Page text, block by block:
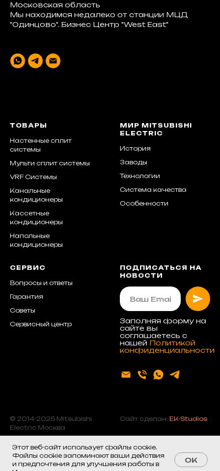
Московская область
Мы находимся недалеко от станции МЦД
"Одинцово". Бизнес Центр "West East"
ТОВАРЫ
Настенные сплит
системы
Мульти сплит системы
VRF Системы
Канальные
кондиционеры
Кассетные
кондиционеры
Напольные
кондиционеры
МИР MITSUBISHI
ELECTRIC
История
Заводы
Технологии
Система качества
Особенности
СЕРВИС
Вопросы и ответы
Гарантия
Советы
Сервисный центр
ПОДПИСАТЬСЯ НА
НОВОСТИ
Заполняя форму на
сайте вы
соглашаетесь с
нашей Политикой
конфиденциальности
© 2014-2025 Mitsubishi
Electric Москва
Сайт сделан: EK-Studios
Этот веб-сайт использует файлы cookie.
Файлы cookie запоминают ваши действия
и предпочтения для улучшения работы в
OK